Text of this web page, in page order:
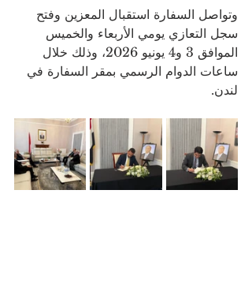
وتواصل السفارة استقبال المعزين وفتح
سجل التعازي يومي الأربعاء والخميس
الموافق 3 و4 يونيو 2026، وذلك خلال
ساعات الدوام الرسمي بمقر السفارة في
لندن.